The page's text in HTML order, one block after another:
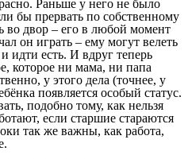
Раньше у него не было
бы прервать по собственному
во двор – его в любой момент
он играть – ему могут велеть
идти есть. И вдруг теперь
которое ни мама, ни папа
у этого дела (точнее, у
появляется особый статус.
подобно тому, как нельзя
если старшие стараются
так же важны, как работа,